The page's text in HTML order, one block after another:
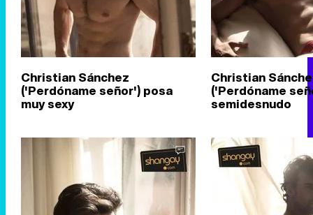
Christian Sánchez
('Perdóname señor') posa
muy sexy
Christian
('Perdóname
semidesnudo